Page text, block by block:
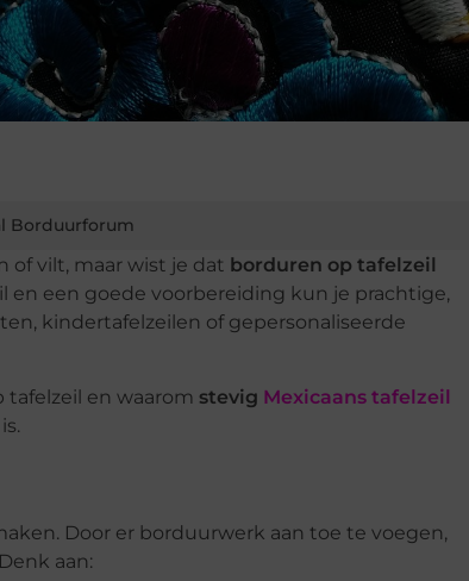
Borduurforum
of vilt, maar wist je dat borduren op tafelzeil
en een goede voorbereiding kun je prachtige,
kindertafelzeilen of gepersonaliseerde
en waarom stevig Mexicaans tafelzeil
Door er borduurwerk aan toe te voegen,
aan: